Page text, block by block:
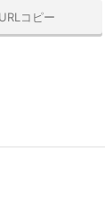
URLコピー